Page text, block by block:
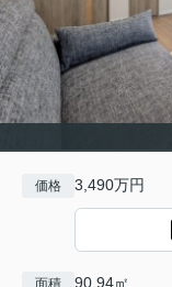
価格 3,490万円
90.94㎡